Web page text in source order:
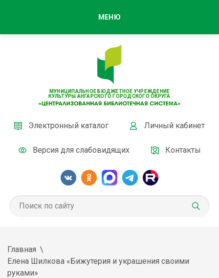
МУНИЦИПАЛЬНОЕ БЮДЖЕТНОЕ УЧРЕЖДЕНИЕ
КУЛЬТУРЫ АНГАРСКОГО ГОРОДСКОГО ОКРУГА
Электронный каталог Личный кабинет
Версия для слабовидящих Контакты
МЕНЮ
Главная
Елена Шилкова «Бижутерия и украшения своими
руками»